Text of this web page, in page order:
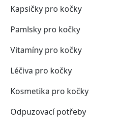
Kapsičky pro kočky
Pamlsky pro kočky
Vitamíny pro kočky
Léčiva pro kočky
Kosmetika pro kočky
Odpuzovací potřeby